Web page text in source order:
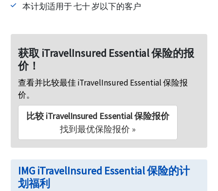
本计划适用于 七十 岁以下的客户
获取 iTravelInsured Essential 保险的报
价！
查看并比较最佳 iTravelInsured Essential 保险报
价。
比较 iTravelInsured Essential 保险报价
找到最优保险报价 »
IMG iTravelInsured Essential 保险的计
划福利